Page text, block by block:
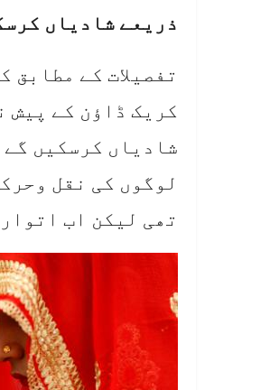
ذریعے شادیاں
تفصیلات کے
کریک ڈاؤن کے پیش
شادیاں کرسکیں
لوگوں کی نقل
تھی لیکن اب